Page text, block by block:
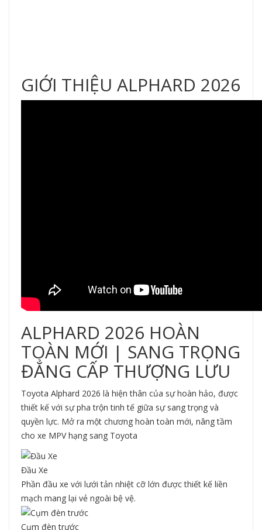
GIỚI THIỆU ALPHARD 2026
ALPHARD 2026 HOÀN
TOÀN MỚI | SANG TRỌNG
ĐẲNG CẤP THƯỢNG LƯU
Toyota Alphard 2026 là hiện thân của sự hoàn hảo, được
thiết kế với sự pha trộn tinh tế giữa sự sang trọng và
quyền lực. Mở ra một chương hoàn toàn mới, nâng tầm
cho xe MPV hạng sang Toyota
Đầu Xe
Phần đầu xe với lưới tản nhiệt cỡ lớn được thiết kế liền
mạch mang lại vẻ ngoài bệ vệ.
Cụm đèn trước